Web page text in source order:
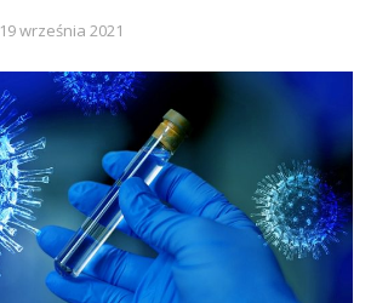
19 września 2021